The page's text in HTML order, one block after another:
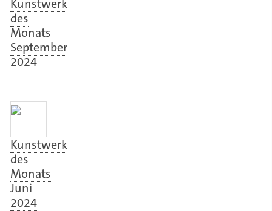
Kunstwerk
des
Monats
September
2024
Kunstwerk
des
Monats
Juni
2024